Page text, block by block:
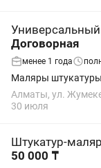
Договорная
менее 1 года
Маляры
Алматы, ул.
30 июля
Штукатур-
50 000 ₸